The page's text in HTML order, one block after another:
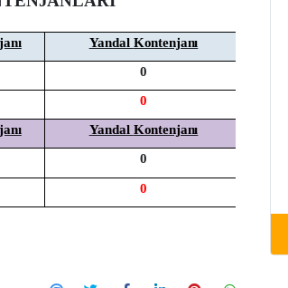
Yandal Kontenjanı
0
0
Yandal Kontenjanı
0
0